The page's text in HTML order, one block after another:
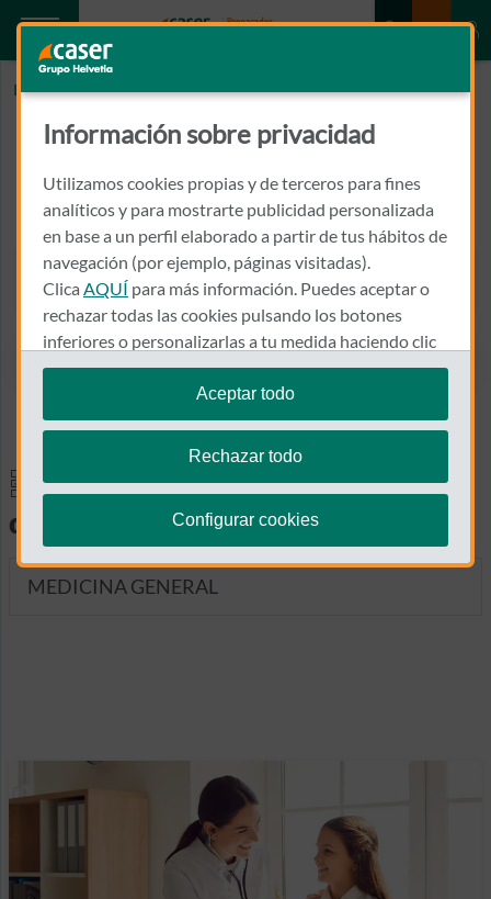
Inicio MAYORAL SANCHEZ, Mª JOSE
MAYORAL SANCHEZ, Mª JOSE
03300 - ORIHUELA
966 745 450
Llamar a MAYORAL
Ver el mapa en Google Maps
Especialidades y pruebas
diagnósticas
MEDICINA GENERAL
Información sobre privacidad
Utilizamos cookies propias y de terceros para fines
analíticos y para mostrarte publicidad personalizada
en base a un perfil elaborado a partir de tus hábitos de
navegación (por ejemplo, páginas visitadas).
Clica AQUÍ para más información. Puedes aceptar o
rechazar todas las cookies pulsando los botones
inferiores o personalizarlas a tu medida haciendo clic
en"configurar cookies".
Te recordamos que puedes modificar tus ajustes de
cookies en cualquier momento en la sección
Aceptar todo
Rechazar todo
Configurar cookies